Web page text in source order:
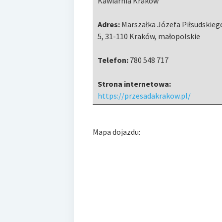
Adres: Marszałka Józefa
5, 31-110 Kraków, małopolskie
Telefon: 780 548 717
Strona internetowa:
https://przesadakrakow.pl/
Mapa dojazdu: